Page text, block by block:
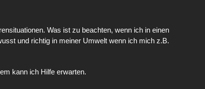
Was ist zu beachten, wenn ich in einen
und richtig in meiner Umwelt wenn ich mich z.B.
kann ich Hilfe erwarten.